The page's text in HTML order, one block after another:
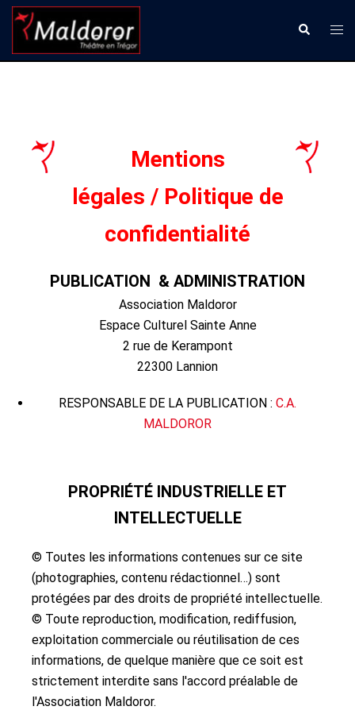
Aller
contenu
Mentions
légales / Politique de
confidentialité
PUBLICATION & ADMINISTRATION
Association Maldoror
Espace Culturel Sainte Anne
2 rue de Kerampont
22300 Lannion
RESPONSABLE DE LA PUBLICATION : C.A.
MALDOROR
PROPRIÉTÉ INDUSTRIELLE ET
INTELLECTUELLE
© Toutes les informations contenues sur ce site
(photographies, contenu rédactionnel…) sont
protégées par des droits de propriété intellectuelle.
© Toute reproduction, modification, rediffusion,
exploitation commerciale ou réutilisation de ces
informations, de quelque manière que ce soit est
strictement interdite sans l'accord préalable de
l'Association Maldoror.